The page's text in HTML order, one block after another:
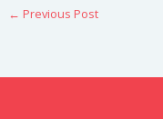
← Previous Post